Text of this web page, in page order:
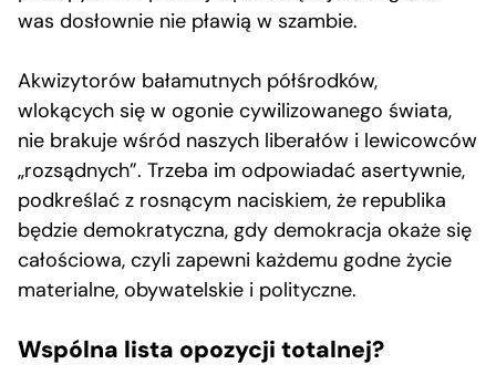
was dosłownie nie pławią w szambie.
Akwizytorów bałamutnych półśrodków,
wlokących się w ogonie cywilizowanego świata,
nie brakuje wśród naszych liberałów i lewicowców
„rozsądnych”. Trzeba im odpowiadać asertywnie,
podkreślać z rosnącym naciskiem, że republika
będzie demokratyczna, gdy demokracja okaże się
całościowa, czyli zapewni każdemu godne życie
materialne, obywatelskie i polityczne.
Wspólna lista opozycji totalnej?